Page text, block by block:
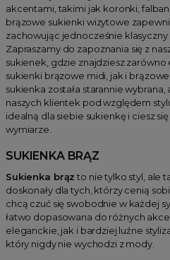
akcentami, takimi jak koronki,
brązowe sukienki wizytowe
zachowując jednocześnie
Zapraszamy do zapoznania się z
sukienek, gdzie znajdziesz
sukienki brązowe midi, jak i
sukienka została starannie
naszych klientek pod względem
idealną dla siebie sukienkę i ciesz
wymiarze.
SUKIENKA BRĄZ
Sukienka brąz to nie tylko styl, ale
doskonały dla tych, którzy cenią
chcą czuć się swobodnie w każdej
łatwo dopasowana do różnych
eleganckie, jak i bardziej luźne
który nigdy nie wychodzi z mody.